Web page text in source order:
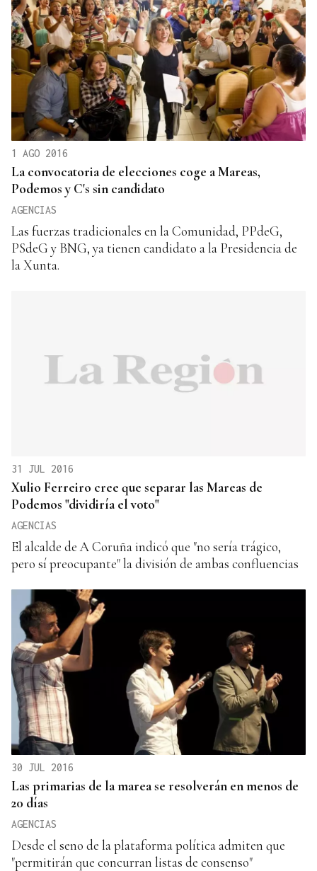
1 AGO 2016
La convocatoria de elecciones coge a Mareas,
Podemos y C's sin candidato
AGENCIAS
Las fuerzas tradicionales en la Comunidad, PPdeG,
PSdeG y BNG, ya tienen candidato a la Presidencia de
la Xunta.
31 JUL 2016
Xulio Ferreiro cree que separar las Mareas de
Podemos "dividiría el voto"
AGENCIAS
El alcalde de A Coruña indicó que "no sería trágico,
pero sí preocupante" la división de ambas confluencias
30 JUL 2016
Las primarias de la marea se resolverán en menos de
20 días
AGENCIAS
Desde el seno de la plataforma política admiten que
"permitirán que concurran listas de consenso"